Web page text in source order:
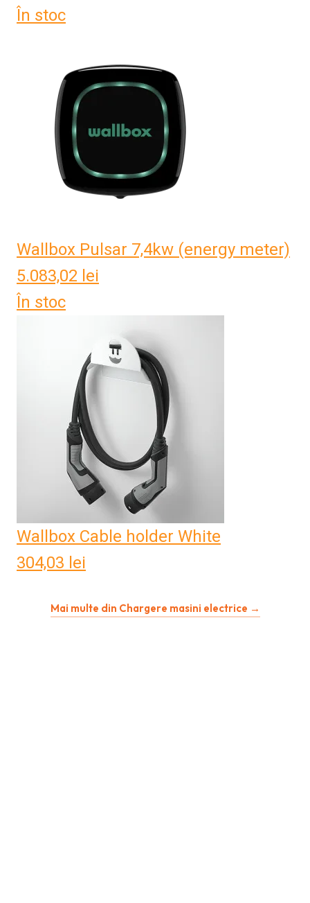
În stoc
Wallbox Pulsar 7,4kw (energy meter)
5.083,02 lei
În stoc
Wallbox Cable holder White
304,03 lei
Mai multe din Chargere masini electrice →